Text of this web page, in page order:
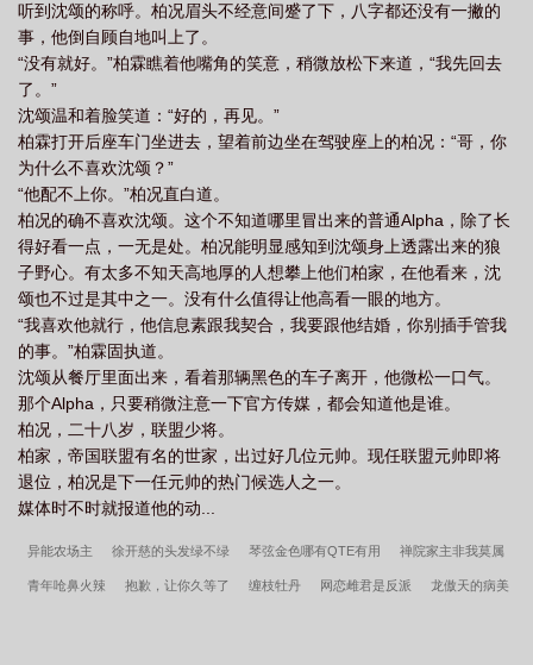
听到沈颂的称呼。柏况眉头不经意间蹙了下，八字都还没有一撇的
事，他倒自顾自地叫上了。
“没有就好。”柏霖瞧着他嘴角的笑意，稍微放松下来道，“我先回去
了。”
沈颂温和着脸笑道：“好的，再见。”
柏霖打开后座车门坐进去，望着前边坐在驾驶座上的柏况：“哥，你
为什么不喜欢沈颂？”
“他配不上你。”柏况直白道。
柏况的确不喜欢沈颂。这个不知道哪里冒出来的普通Alpha，除了长
得好看一点，一无是处。柏况能明显感知到沈颂身上透露出来的狼
子野心。有太多不知天高地厚的人想攀上他们柏家，在他看来，沈
颂也不过是其中之一。没有什么值得让他高看一眼的地方。
“我喜欢他就行，他信息素跟我契合，我要跟他结婚，你别插手管我
的事。”柏霖固执道。
沈颂从餐厅里面出来，看着那辆黑色的车子离开，他微松一口气。
那个Alpha，只要稍微注意一下官方传媒，都会知道他是谁。
柏况，二十八岁，联盟少将。
柏家，帝国联盟有名的世家，出过好几位元帅。现任联盟元帅即将
退位，柏况是下一任元帅的热门候选人之一。
媒体时不时就报道他的动...
异能农场主 徐开慈的头发绿不绿 琴弦金色哪有QTE有用 禅院家主非我莫属
青年呛鼻火辣 抱歉，让你久等了 缠枝牡丹 网恋雌君是反派 龙傲天的病美